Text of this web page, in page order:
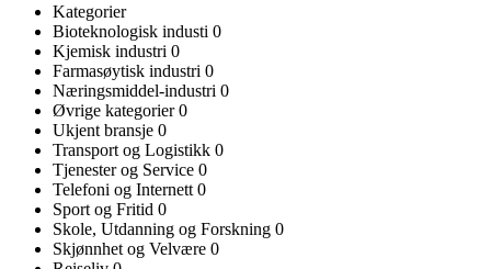
Kategorier
Bioteknologisk industi 0
Kjemisk industri 0
Farmasøytisk industri 0
Næringsmiddel-industri 0
Øvrige kategorier0
Ukjent bransje 0
Transport og Logistikk 0
Tjenester og Service 0
Telefoni og Internett 0
Sport og Fritid 0
Skole, Utdanning og Forskning 0
Skjønnhet og Velvære 0